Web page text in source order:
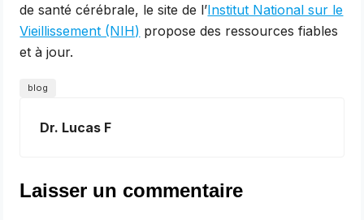
de santé cérébrale, le site de l’Institut National sur le
Vieillissement (NIH) propose des ressources fiables
et à jour.
blog
Dr. Lucas F
Laisser un commentaire